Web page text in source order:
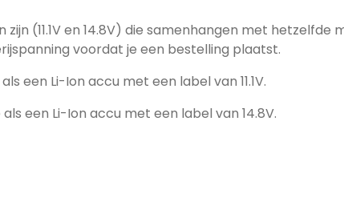
(11.1V en 14.8V) die samenhangen met
voordat je een bestelling plaatst.
een Li-Ion accu met een label van 11.1V.
een Li-Ion accu met een label van 14.8V.